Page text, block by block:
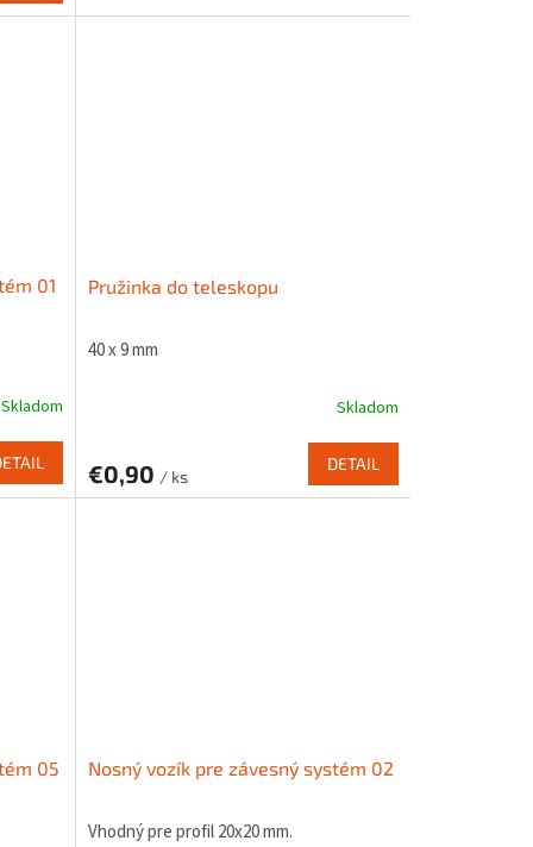
01
Skladom
Pružinka do teleskopu
40 x 9 mm
Skladom
€0,90 / ks
DETAIL
05 Nosný vozík pre závesný systém 02
Vhodný pre profil 20x20 mm.